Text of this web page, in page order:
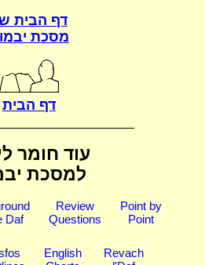
דף הבית
מסכת
דף הבית
עוד חומר
למסכת
Daf
Review
Questions
Point by
Point
English
Revach